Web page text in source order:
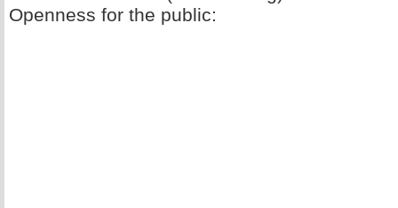
Openness for the public: